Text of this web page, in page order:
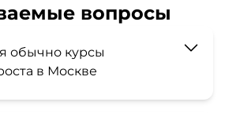
вопросы
обычно курсы
в Москве